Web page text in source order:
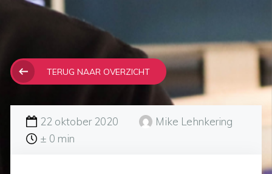
TERUG NAAR OVERZICHT
22 oktober 2020
Mike Lehnkering
± 0 min